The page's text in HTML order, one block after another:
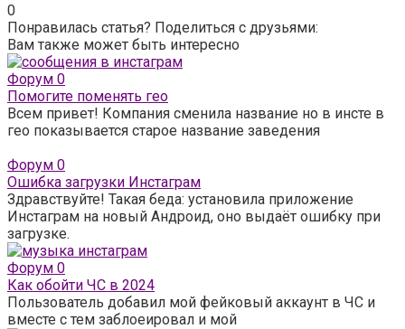
0
Понравилась статья? Поделиться с друзьями:
Вам также может быть интересно
Форум 0
Помогите поменять гео
Всем привет! Компания сменила название но в инсте в
гео показывается старое название заведения
Форум 0
Ошибка загрузки Инстаграм
Здравствуйте! Такая беда: установила приложение
Инстаграм на новый Андроид, оно выдаёт ошибку при
загрузке.
Форум 0
Как обойти ЧС в 2024
Пользователь добавил мой фейковый аккаунт в ЧС и
вместе с тем заблоеировал и мой